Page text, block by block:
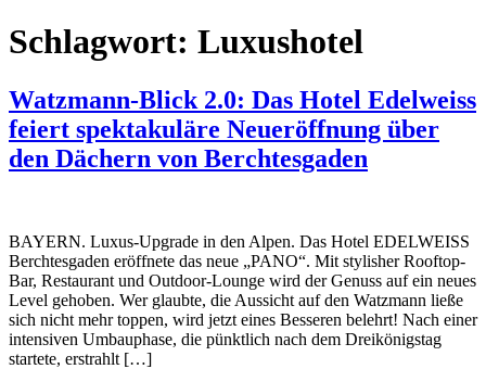
Schlagwort: Luxushotel
Watzmann-Blick 2.0: Das Hotel Edelweiss
feiert spektakuläre Neueröffnung über
den Dächern von Berchtesgaden
BAYERN. Luxus-Upgrade in den Alpen. Das Hotel EDELWEISS
Berchtesgaden eröffnete das neue „PANO“. Mit stylisher Rooftop-
Bar, Restaurant und Outdoor-Lounge wird der Genuss auf ein neues
Level gehoben. Wer glaubte, die Aussicht auf den Watzmann ließe
sich nicht mehr toppen, wird jetzt eines Besseren belehrt! Nach einer
intensiven Umbauphase, die pünktlich nach dem Dreikönigstag
startete, erstrahlt […]